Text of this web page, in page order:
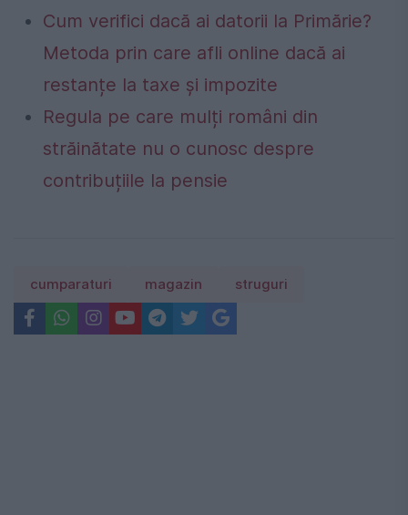
Cum verifici dacă ai datorii la Primărie?
Metoda prin care afli online dacă ai
restanțe la taxe și impozite
Regula pe care mulți români din
străinătate nu o cunosc despre
contribuțiile la pensie
cumparaturi magazin struguri